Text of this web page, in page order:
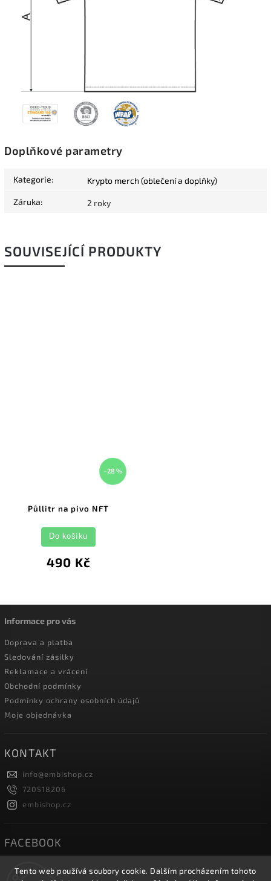
Tento web používá soubory cookie. Dalším procházením tohoto
Doplňkové parametry
Kategorie: Krypto merch (oblečení a doplňky)
Záruka: 2 roky
SOUVISEJÍCÍ PRODUKTY
–28 %
Půllitr na pivo NFT
490 Kč
Do košíku
Informace pro vás
Doprava a platba
Sledování zásilky
Reklamace a vrácení
Obchodní podmínky
Podmínky ochrany osobních údajů
Moje objednávka
KONTAKT
info@embishop.cz
720518206
embishop.cz
FACEBOOK